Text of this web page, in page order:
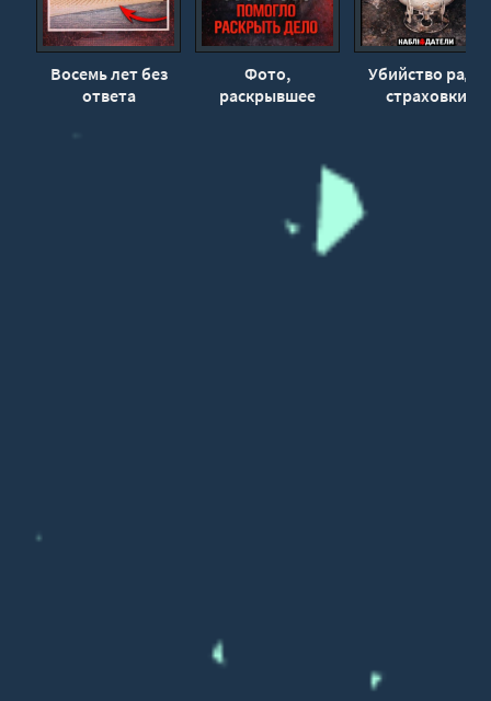
Восемь лет без
ответа
Фото,
раскрывшее
Убийство ради
страховки